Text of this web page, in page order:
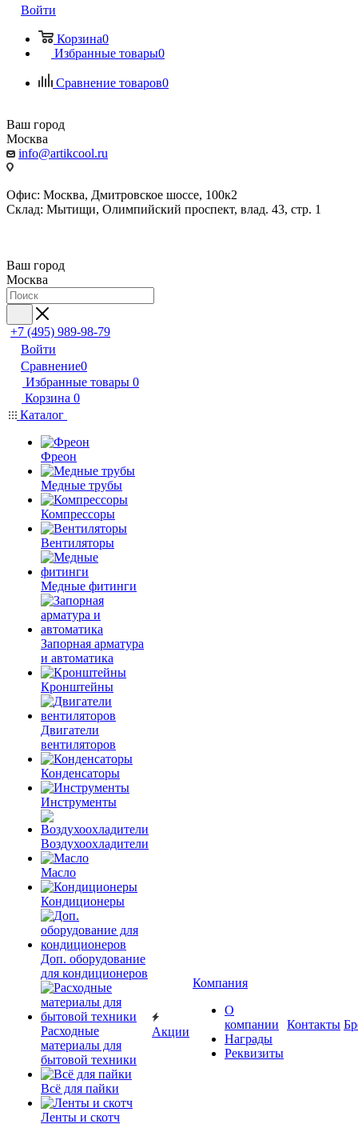
Войти
Корзина0
Избранные товары0
Сравнение товаров0
Ваш город
Москва
info@artikcool.ru
Офис: Москва, Дмитровское шоссе, 100к2
Склад: Мытищи, Олимпийский проспект, влад. 43, стр. 1
Ваш город
Москва
+7 (495) 989-98-79
Войти
Сравнение0
Избранные товары 0
Корзина 0
Каталог
Фреон
Медные трубы
Компрессоры
Вентиляторы
Медные фитинги
Запорная арматура
и автоматика
Кронштейны
Двигатели
вентиляторов
Конденсаторы
Инструменты
Воздухоохладители
Масло
Кондиционеры
Доп. оборудование
для кондиционеров
Расходные
материалы для
бытовой техники
Всё для пайки
Ленты и скотч
Акции
Компания
О
компании
Награды
Реквизиты
Контакты